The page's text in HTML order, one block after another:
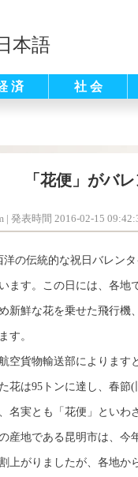
本語
済 社 会
「花便」がバ
| 発表時間 2016-02-15
の伝統的な祝日バレン
ます。この日には、各地
新鮮な花を乗せた飛行
す。
空貨物輸送部によります
花は95トンに達し、春
名実とも「花便」といわ
産地である昆明市は、今
上がりましたが、各地か